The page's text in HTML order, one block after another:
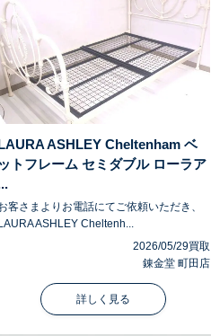
ASHLEY Cheltenham ベ
ットフレーム セミダブル ローラア
客さまよりお電話にてご依頼いただき、
LAURA ASHLEY Cheltenh...
2026/05/29買取
錬金堂 町田店
詳しく見る